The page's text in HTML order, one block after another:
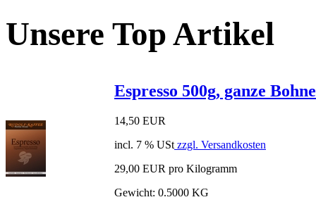
Unsere Top Artikel
Espresso 500g, ganze
14,50 EUR
incl. 7 % USt zzgl. Versandkosten
29,00 EUR pro Kilogramm
Gewicht: 0.5000 KG